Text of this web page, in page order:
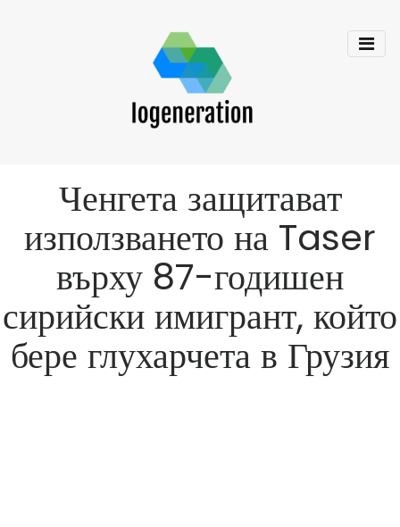
Ченгета защитават
използването на Taser
върху 87-годишен
сирийски имигрант, който
бере глухарчета в Грузия